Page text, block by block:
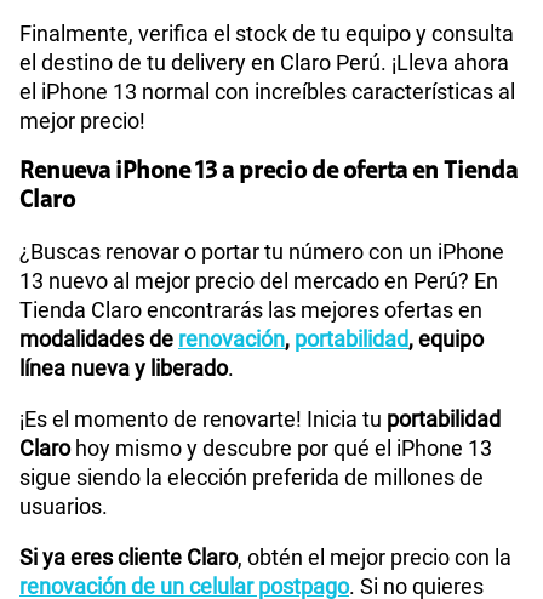
Finalmente, verifica el stock de tu equipo y consulta
el destino de tu delivery en Claro Perú. ¡Lleva ahora
el iPhone 13 normal con increíbles características al
mejor precio!
Renueva iPhone 13 a precio de oferta en Tienda
Claro
¿Buscas renovar o portar tu número con un iPhone
13 nuevo al mejor precio del mercado en Perú? En
Tienda Claro encontrarás las mejores ofertas en
modalidades de renovación, portabilidad, equipo
línea nueva y liberado.
¡Es el momento de renovarte! Inicia tu portabilidad
Clarohoy mismo y descubre por qué el iPhone 13
sigue siendo la elección preferida de millones de
usuarios.
Si ya eres cliente Claro, obtén el mejor precio con la
renovación de un celular postpago. Si no quieres